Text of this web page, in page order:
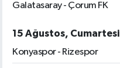
Galatasaray - Çorum FK
15 Ağustos, Cumartesi
Konyaspor - Rizespor